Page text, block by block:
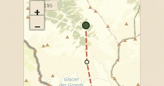
+
−
ÉCRINS